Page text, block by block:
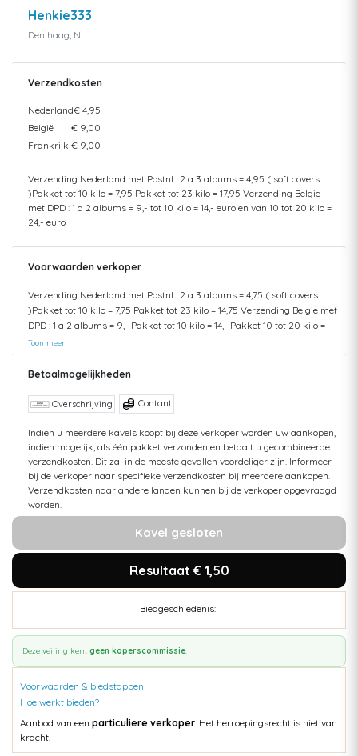
Henkie333
Den haag, NL
Verzendkosten
Nederland€ 4,95
België
€ 9,00
Frankrijk € 9,00
Verzending Nederland met Postnl : 2 a 3 albums = 4,95 ( soft covers
)Pakket tot 10 kilo = 7,95 Pakket tot 23 kilo = 17,95 Verzending Belgie
met DPD : 1 a 2 albums = 9,- tot 10 kilo = 14,- euro en van 10 tot 20 kilo =
24,- euro
Voorwaarden verkoper
Verzending Nederland met Postnl : 2 a 3 albums = 4,75 ( soft covers
)Pakket tot 10 kilo = 7,75 Pakket tot 23 kilo = 14,75 Verzending Belgie met
DPD : 1 a 2 albums = 9,- Pakket tot 10 kilo = 14,- Pakket 10 tot 20 kilo =
24,- Ophalen in Den Haag kan ook
Toon meer
Betaalmogelijkheden
Overschrijving Contant
Indien u meerdere kavels koopt bij deze verkoper worden uw aankopen,
indien mogelijk, als één pakket verzonden en betaalt u gecombineerde
verzendkosten. Dit zal in de meeste gevallen voordeliger zijn. Informeer
bij de verkoper naar specifieke verzendkosten bij meerdere aankopen.
Verzendkosten naar andere landen kunnen bij de verkoper opgevraagd
worden.
Kavel gesloten
Resultaat € 1,50
Biedgeschiedenis:
Deze veiling kent geen koperscommissie.
Voorwaarden & biedstappen
Hoe werkt bieden?
Aanbod van een particuliere verkoper . Het herroepingsrecht is niet van
kracht.